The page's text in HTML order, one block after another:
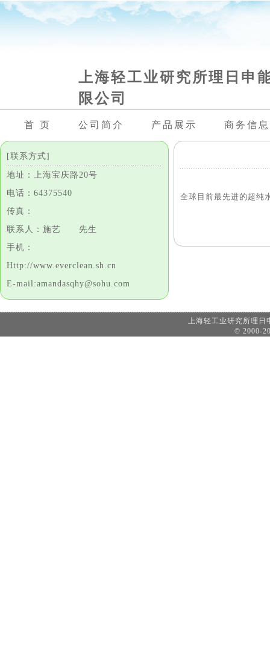
上海轻工业研究所理日申
限公司
首 页 公司简介 产品展示 商务信息
[联系方式]
地址：上海宝庆路20号
电话：64375540
传真：
联系人：施艺 先生
手机：
Http://www.everclean.sh.cn
E-mail:amandasqhy@sohu.com
全球目前最先进的超纯
上海轻工业研究所
© 2000-